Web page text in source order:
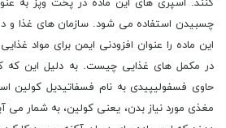
کنند. اسپری های این ماده در پخت وپز به
چسبیدن استفاده می شود. سازمان های غذا و
این ماده را عنوان افزودنی ایمن برای مواد
در مکمل های غذایی چیست. به دلیل این که
حاوی فسفولیپیدی به نام فسفاتیدیل کولین
مغذی مورد نیاز بدن، یعنی کولین، به شمار می